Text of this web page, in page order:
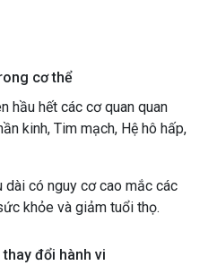
cơ thể
hầu hết các cơ quan quan
kinh, Tim mạch, Hệ hô hấp,
có nguy cơ cao mắc các
khỏe và giảm tuổi thọ.
đổi hành vi